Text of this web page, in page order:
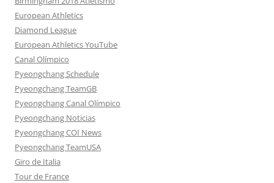
European Athletics
Diamond League
European Athletics YouTube
Canal Olímpico
Pyeongchang Schedule
Pyeongchang TeamGB
Pyeongchang Canal Olímpico
Pyeongchang Noticias
Pyeongchang COI News
Pyeongchang TeamUSA
Giro de Italia
Tour de France